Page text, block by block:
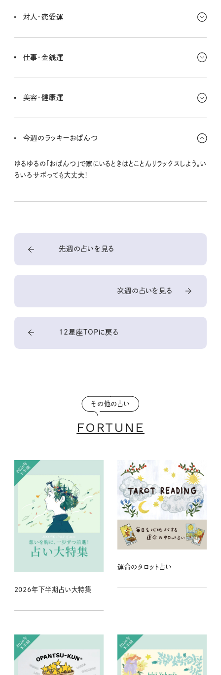
多いし、人間関係の変化によって生活が彩られていく感じがあるな
気にせずに。
対人・恋愛運
を運んできてくれるのは、古いつながりなのかもしれないよ。学生時
仕事・金銭運
が多そう。それだけお金も貯まるけど、一方でストレスからのちまち
美容・健康運
力を抜いたり、他の人に頼れるところは頼ったり、アウトソーシングし
今週のラッキーおぱんつ
ゆるゆるの「おぱんつ」で家にいるときはとことんリラックスしよう。い
ろいろサボっても大丈夫！
先週の占いを見る
次週の占いを見る
12星座TOPに戻る
その他の占い
FORTUNE
2026年下半期占い大特集
運命のタロット占い